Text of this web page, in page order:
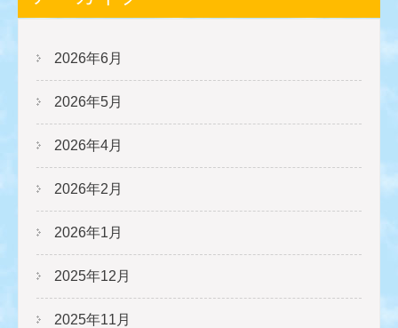
2026年6月
2026年5月
2026年4月
2026年2月
2026年1月
2025年12月
2025年11月